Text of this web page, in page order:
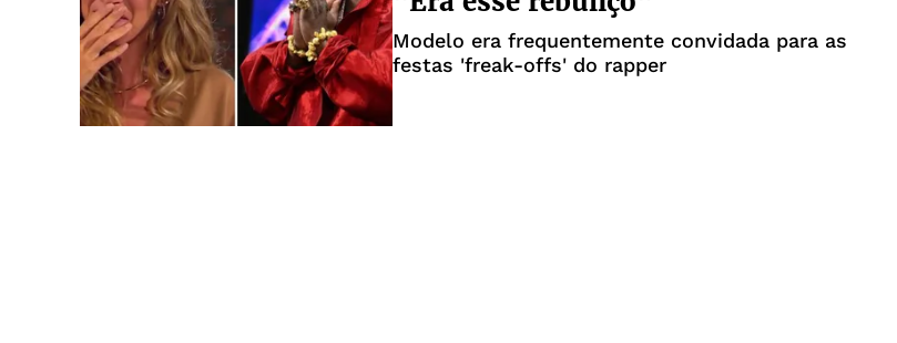
Modelo era frequentemente convidada para as
festas 'freak-offs' do rapper